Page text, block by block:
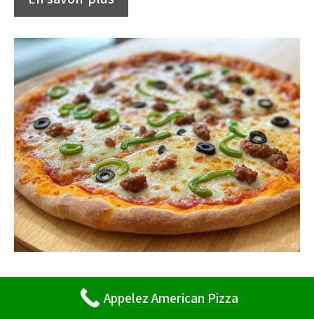
Pizzas (Pate fine ou épaisse sur demande)
La San FranciscoAppelez American Pizza